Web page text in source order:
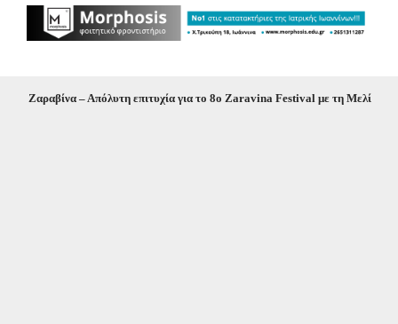
Ζαραβίνα – Απόλυτη επιτυχία για το 8ο Zaravina Festival με τη Μελίνα